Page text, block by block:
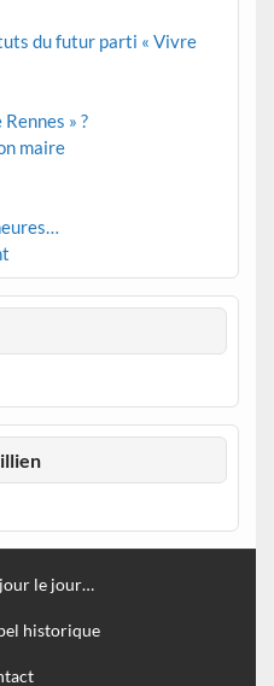
du futur parti « Vivre
» ?
maire
le jour…
historique